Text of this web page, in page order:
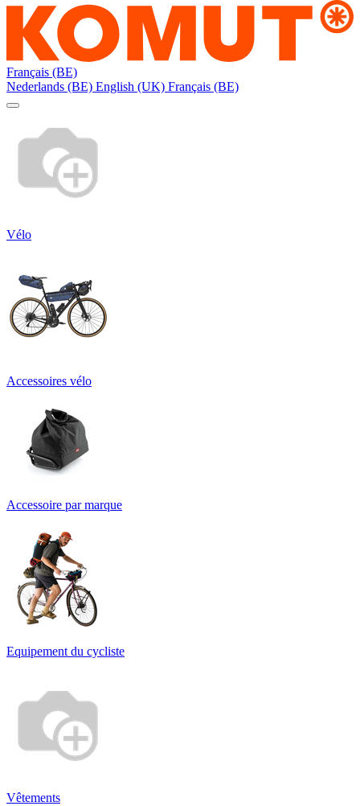
Français (BE)
Nederlands (BE) English (UK) Français (BE)
Vélo
Accessoires vélo
Accessoire par marque
Equipement du cycliste
Vêtements